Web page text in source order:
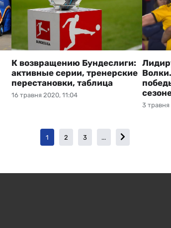
16 травня 2020, 11:04
К возвращению Бундеслиги:
активные серии, тренерские
перестановки, таблица
3
1 2 3 ...